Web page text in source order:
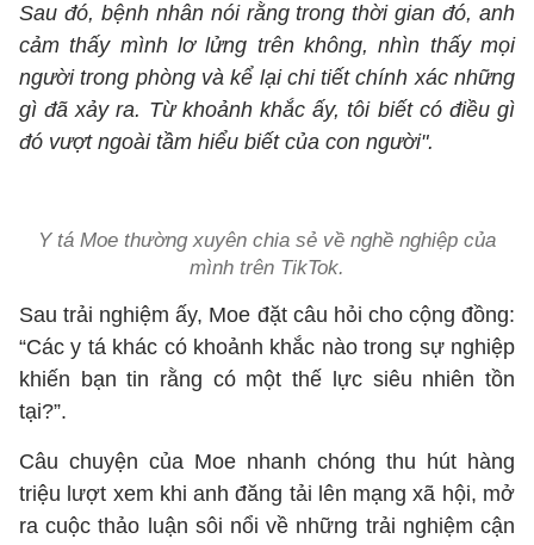
Sau đó, bệnh nhân nói rằng trong thời gian đó, anh
cảm thấy mình lơ lửng trên không, nhìn thấy mọi
người trong phòng và kể lại chi tiết chính xác những
gì đã xảy ra. Từ khoảnh khắc ấy, tôi biết có điều gì
đó vượt ngoài tầm hiểu biết của con người".
Y tá Moe thường xuyên chia sẻ về nghề nghiệp của
mình trên TikTok.
Sau trải nghiệm ấy, Moe đặt câu hỏi cho cộng đồng:
“Các y tá khác có khoảnh khắc nào trong sự nghiệp
khiến bạn tin rằng có một thế lực siêu nhiên tồn
tại?”.
Câu chuyện của Moe nhanh chóng thu hút hàng
triệu lượt xem khi anh đăng tải lên mạng xã hội, mở
ra cuộc thảo luận sôi nổi về những trải nghiệm cận